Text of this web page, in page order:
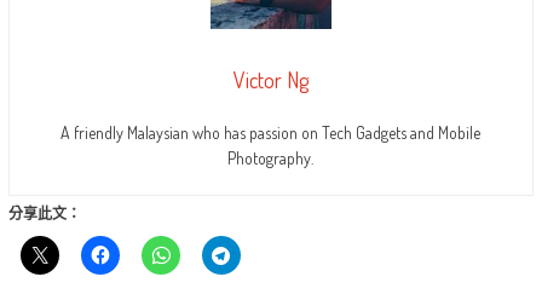
Victor Ng
A friendly Malaysian who has passion on Tech Gadgets and Mobile
Photography.
分享此文：